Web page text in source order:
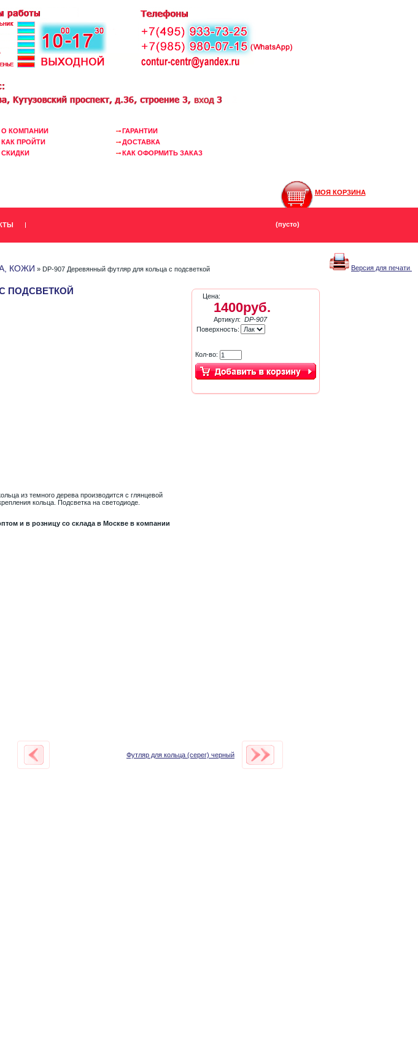
О КОМПАНИИ
КАК ПРОЙТИ
СКИДКИ
ГАРАНТИИ
ДОСТАВКА
КАК ОФОРМИТЬ ЗАКАЗ
МОЯ КОРЗИНА
(пусто)
КОЖИ » DP-907 Деревянный футляр для кольца с подсветкой Версия для печати
ПОДСВЕТКОЙ
из темного дерева производится с глянцевой
кольца. Подсветка на светодиоде.
и в розницу со склада в Москве в компании
Цена:
1400руб.
Артикул: DP-907
Поверхность:
Кол-во:
Футляр для кольца (серег) черный